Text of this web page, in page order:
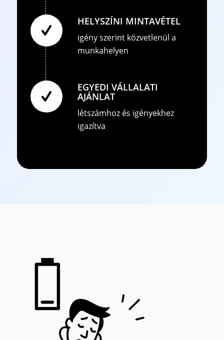
HELYSZÍNI MINTAVÉTEL
igény szerint közvetlenül a
munkahelyen
EGYEDI VÁLLALATI
AJÁNLAT
létszámhoz és igényekhez
igazítva